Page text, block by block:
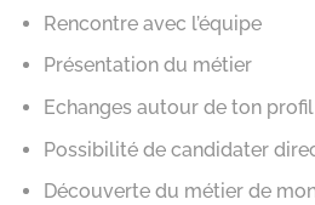
Rencontre avec l’équipe
Présentation du métier
Echanges autour de ton profil
Possibilité de candidater
Découverte du métier de